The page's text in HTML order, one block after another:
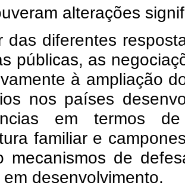
alterações
das diferentes
públicas, as
à ampliação
nos países
em termos
familiar e
mecanismos de
desenvolvimento.